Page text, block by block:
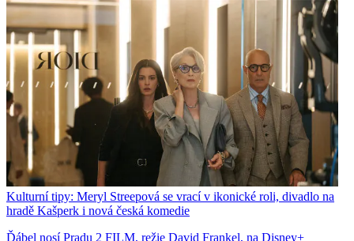
Kulturní tipy: Meryl Streepová se vrací v ikonické roli, divadlo na
hradě Kašperk i nová česká komedie
Ďábel nosí Pradu 2 FILM, režie David Frankel, na Disney+